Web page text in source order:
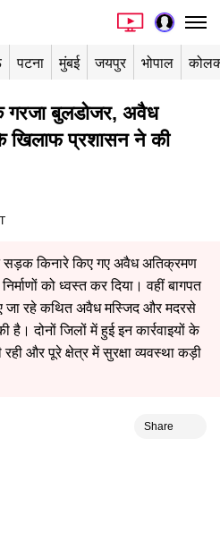
पटना मुंबई जयपुर भोपाल
गरजा बुलडोजर, अवैध
खिलाफ प्रशासन ने की
सड़क किनारे किए गए अवैध अतिक्रमण
को ध्वस्त कर दिया। वहीं बागपत
जा रहे कथित अवैध मस्जिद और मदरसे
है। दोनों जिलों में हुई इन कार्रवाइयों के
और पूरे क्षेत्र में सुरक्षा व्यवस्था कड़ी
Share